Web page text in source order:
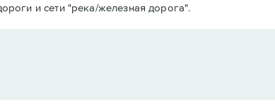
и сети "река/железная дорога".